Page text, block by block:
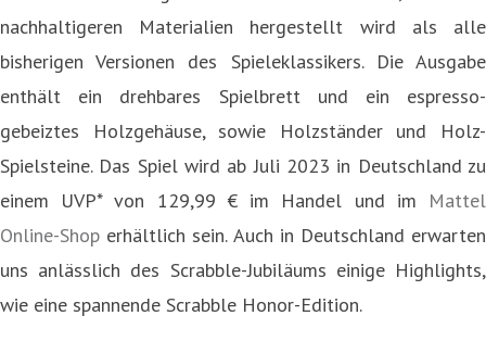
nachhaltigeren Materialien hergestellt wird als alle
bisherigen Versionen des Spieleklassikers. Die Ausgabe
enthält ein drehbares Spielbrett und ein espresso-
gebeiztes Holzgehäuse, sowie Holzständer und Holz-
Spielsteine. Das Spiel wird ab Juli 2023 in Deutschland zu
einem UVP* von 129,99 € im Handel und im Mattel
Online-Shop erhältlich sein. Auch in Deutschland erwarten
uns anlässlich des Scrabble-Jubiläums einige Highlights,
wie eine spannende Scrabble Honor-Edition.